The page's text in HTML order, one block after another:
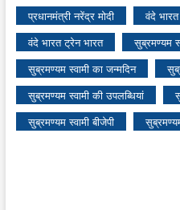
प्रधानमंत्री नरेंद्र मोदी
वंदे
वंदे भारत ट्रेन भारत
सुब्रमण्यम
सुब्रमण्यम स्वामी का जन्मदिन
सुब्रमण्यम स्वामी की उपलब्धियां
सुब्रमण्यम स्वामी बीजेपी